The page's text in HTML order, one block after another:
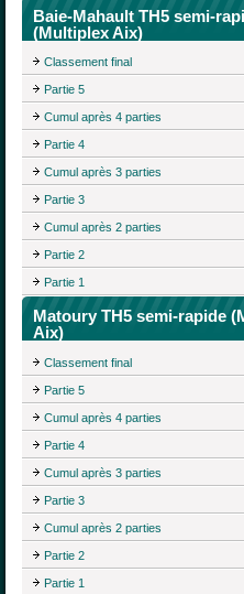
Baie-Mahault TH5 semi-
(Multiplex Aix)
Classement final
Partie 5
Cumul après 4 parties
Partie 4
Cumul après 3 parties
Partie 3
Cumul après 2 parties
Partie 2
Partie 1
Matoury TH5 semi-rapide
Aix)
Classement final
Partie 5
Cumul après 4 parties
Partie 4
Cumul après 3 parties
Partie 3
Cumul après 2 parties
Partie 2
Partie 1